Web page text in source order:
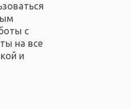
с
на все
и